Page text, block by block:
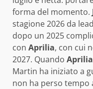
forma del momento.
stagione 2026 da
dopo un 2025
con Aprilia, con cui
2027. Quando Aprilia
Martin ha iniziato a
non ha perso tempo